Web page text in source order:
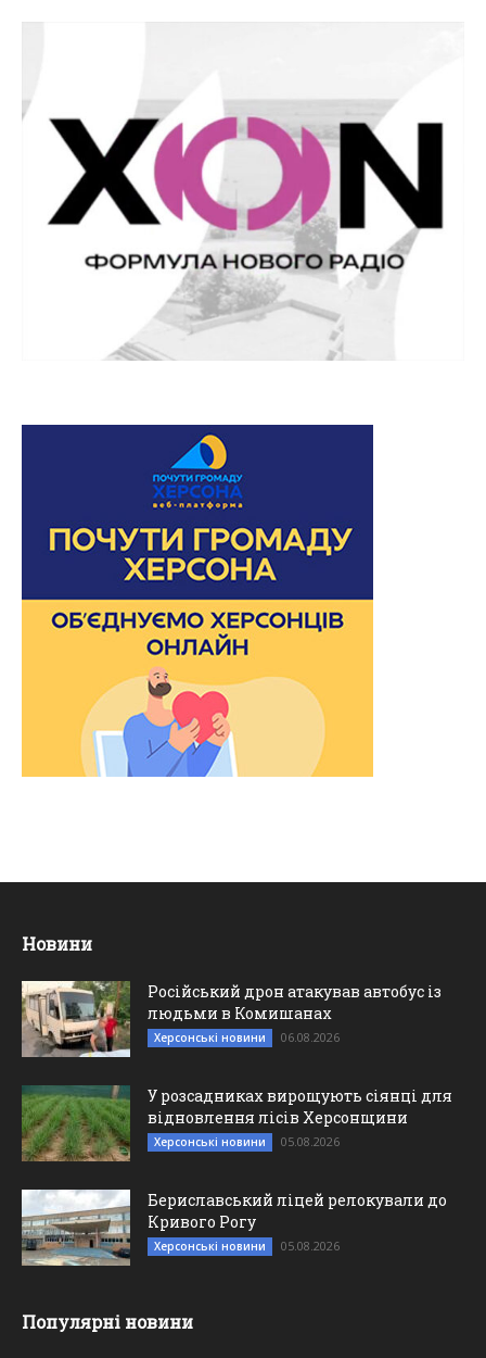
Новини
Російський дрон атакував автобус із
людьми в Комишанах
Херсонські новини 06.08.2026
У розсадниках вирощують сіянці для
відновлення лісів Херсонщини
Херсонські новини 05.08.2026
Бериславський ліцей релокували до
Кривого Рогу
Херсонські новини 05.08.2026
Популярні новини